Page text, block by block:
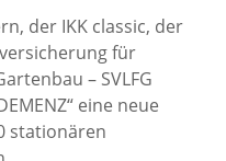
der IKK classic, der
für
– SVLFG
eine neue
stationären